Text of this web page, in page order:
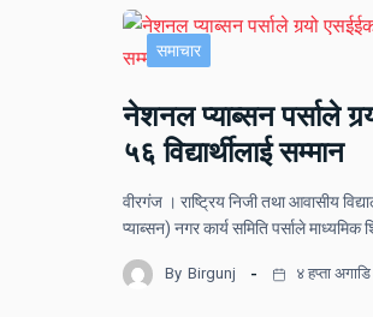
समाचार
नेशनल प्याब्सन पर्साले
५६ विद्यार्थीलाई सम्मान
वीरगंज । राष्ट्रिय निजी तथा आवासीय
प्याब्सन) नगर कार्य समिति पर्साले माध्यमिक
By Birgunj ४ हप्ता अगाडि